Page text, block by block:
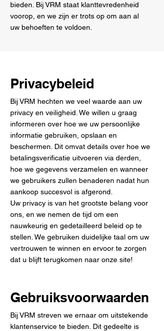
bieden. Bij VRM staat klanttevredenheid
voorop, en we zijn er trots op om aan al
uw behoeften te voldoen.
Privacybeleid
Bij VRM hechten we veel waarde aan uw
privacy en veiligheid. We willen u graag
informeren over hoe we uw persoonlijke
informatie gebruiken, opslaan en
beschermen. Dit omvat details over hoe we
betalingsverificatie uitvoeren via derden,
hoe we gegevens verzamelen en wanneer
we gebruikers zullen benaderen nadat hun
aankoop succesvol is afgerond.
Uw privacy is van het grootste belang voor
ons, en we nemen de tijd om een
nauwkeurig en gedetailleerd beleid op te
stellen. We gebruiken duidelijke taal om uw
vertrouwen te winnen en ervoor te zorgen
dat u blijft terugkomen naar onze site!
Gebruiksvoorwaarden
Bij VRM streven we ernaar om uitstekende
klantenservice te bieden. Dit gedeelte is